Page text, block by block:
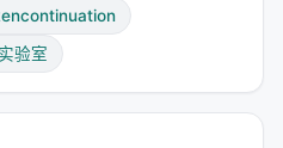
为了省Token和提速，常
历史里删掉——只保留动
）。这叫"上下文压
验室